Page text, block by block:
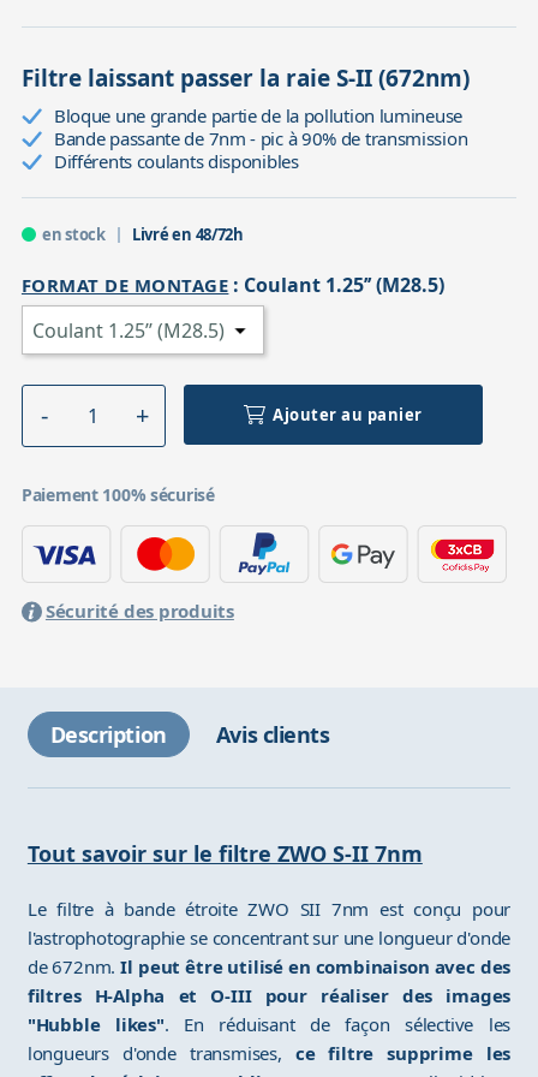
Filtre laissant passer la raie S-II (672nm)
Bloque une grande partie de la pollution lumineuse
Bande passante de 7nm - pic à 90% de transmission
Différents coulants disponibles
en stock Livré en 48/72h
FORMAT DE MONTAGE : Coulant 1.25’’ (M28.5)
Ajouter au panier
Paiement 100% sécurisé
Sécurité des produits
Description Avis clients
Tout savoir sur le filtre ZWO S-II 7nm
Le filtre à bande étroite ZWO SII 7nm est conçu pour
l'astrophotographie se concentrant sur une longueur d'onde
de 672nm.Il peut être utilisé en combinaison avec des
filtres H-Alpha et O-III pour réaliser des images
"Hubble likes". En réduisant de façon sélective les
longueurs d'onde transmises, ce filtre supprime les